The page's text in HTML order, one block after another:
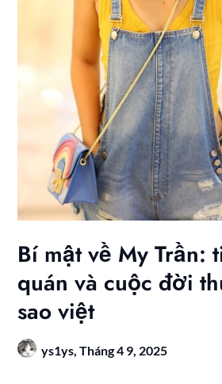
Bí mật về My Trần:
quán và cuộc đời
sao việt
ys1ys,Tháng 4 9, 2025